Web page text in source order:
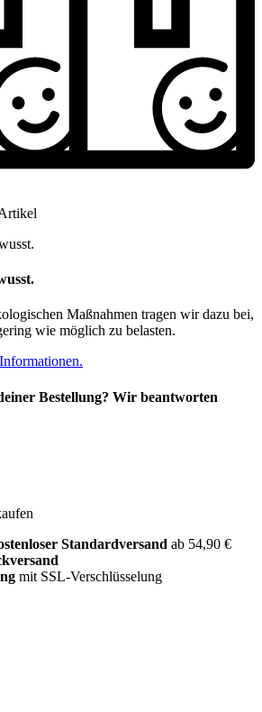
Maßnahmen tragen wir dazu bei,
wie möglich zu belasten.
Bestellung? Wir beantworten
Standardversand ab 54,90 €
mit SSL-Verschlüsselung